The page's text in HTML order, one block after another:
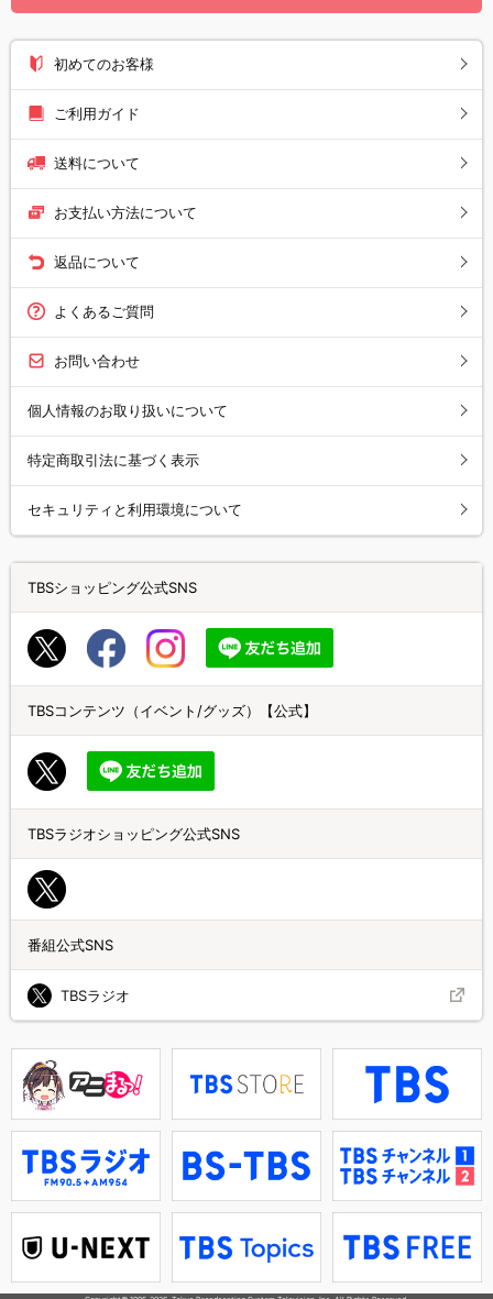
初めてのお客様
ご利用ガイド
送料について
お支払い方法について
返品について
よくあるご質問
お問い合わせ
個人情報のお取り扱いについて
特定商取引法に基づく表示
セキュリティと利用環境について
TBSショッピング公式SNS
TBSコンテンツ（イベント/グッズ）【公式】
TBSラジオショッピング公式SNS
番組公式SNS
TBSラジオ